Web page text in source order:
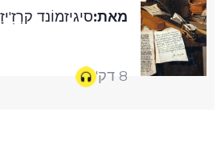
מאת:סיגיזמוֹנד
8 דק'